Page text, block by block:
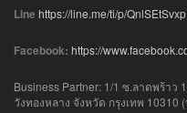
Line https://line.me/ti/p/QnlSEtSvxp
Facebook: https://
Business Partner: 1/1 ซ.ลาดพร้าว
วังทองหลาง จังหวัด กรุงเทพ 10310